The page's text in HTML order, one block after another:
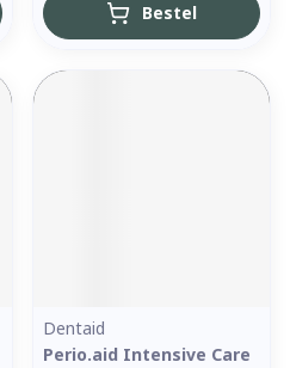
Bestel
Dentaid
Perio.aid Intensive Care